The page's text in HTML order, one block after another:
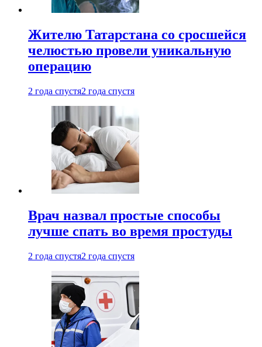
Жителю Татарстана со сросшейся
челюстью провели уникальную
операцию
2 года спустя2 года спустя
Врач назвал простые способы
лучше спать во время простуды
2 года спустя2 года спустя